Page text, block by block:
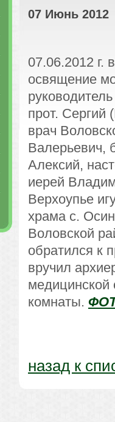
07 Июнь 2012
07.06.2012 г.
освящение
прот. Сергий
врач
Валерьевич,
Алексий,
иерей
Верхоупье
храма с.
Воловской
обратился к
вручил
медицинской
комнаты.
назад к